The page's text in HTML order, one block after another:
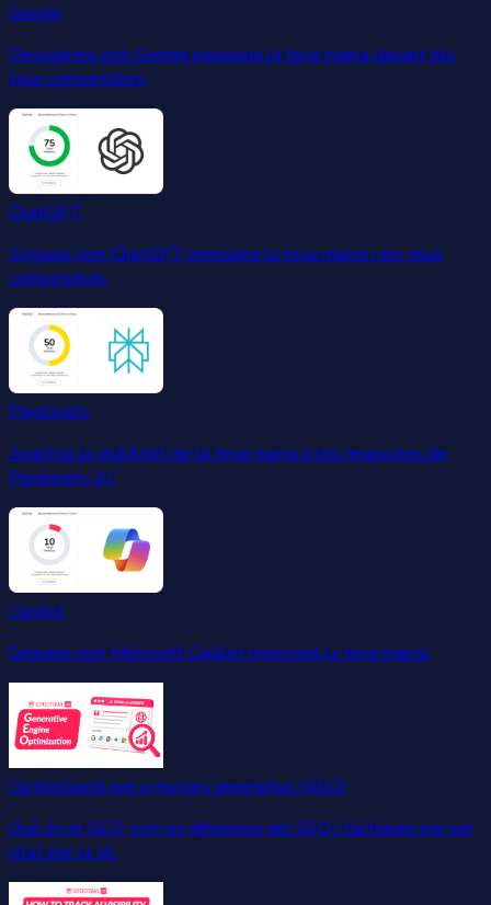
Gemini
Descobreix com Gemini posiciona la teva marca davant els
teus competidors.
ChatGPT
Segueix com ChatGPT menciona la teva marca i els teus
competidors.
Perplexity
Analitza la visibilitat de la teva marca a les respostes de
Perplexity AI.
Copilot
Segueix com Microsoft Copilot menciona la teva marca.
Optimització per a motors generatius (GEO)
Què és el GEO, com es diferencia del SEO i tàctiques per ser
citat per la IA.